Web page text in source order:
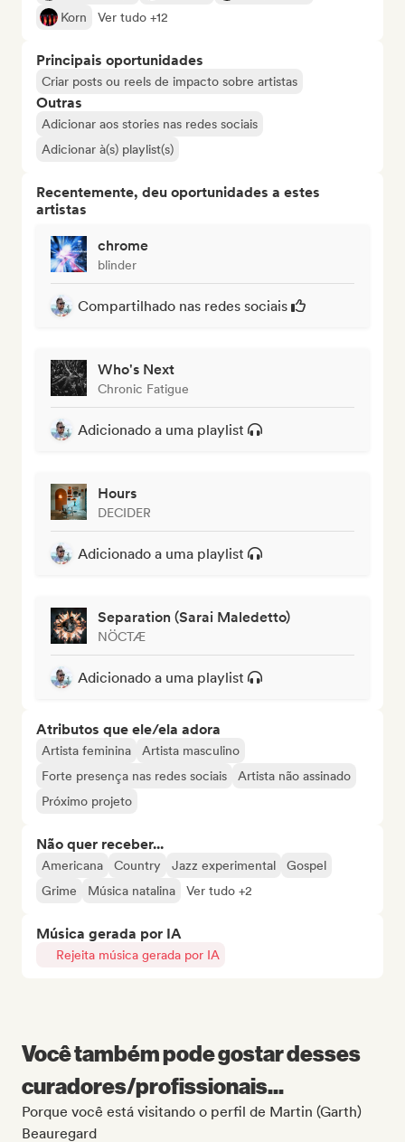
Korn
Ver tudo +12
Principais oportunidades
Criar posts ou reels de impacto sobre artistas
Outras
Adicionar aos stories nas redes sociais
Adicionar à(s) playlist(s)
Recentemente, deu oportunidades a estes
artistas
chrome
blinder
Compartilhado nas redes sociais
Who's Next
Chronic Fatigue
Adicionado a uma playlist
Hours
DECIDER
Adicionado a uma playlist
Separation (Sarai Maledetto)
NÖCTÆ
Adicionado a uma playlist
Atributos que ele/ela adora
Artista feminina
Artista masculino
Forte presença nas redes sociais
Artista não assinado
Próximo projeto
Não quer receber...
Americana Country Jazz experimental
Gospel
Grime
Música natalina Ver tudo +2
Música gerada por IA
Rejeita música gerada por IA
Você também pode gostar desses
curadores/profissionais...
Porque você está visitando o perfil de Martin (Garth)
Beauregard